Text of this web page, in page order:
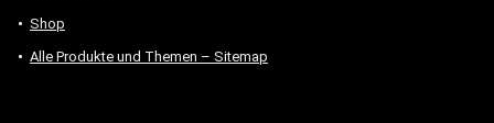
Shop
Alle Produkte und Themen – Sitemap